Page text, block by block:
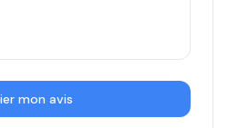
mon avis